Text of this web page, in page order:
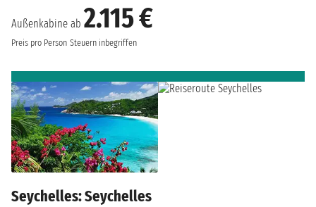
Außenkabine ab 2.115 €
Preis pro Person Steuern inbegriffen
Seychelles: Seychelles